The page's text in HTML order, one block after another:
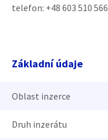
telefon: +48 603 510 566
Základní údaje
Oblast inzerce
Druh inzerátu